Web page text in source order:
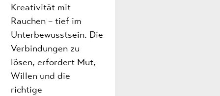
Kreativität mit
Rauchen – tief im
Unterbewusstsein. Die
Verbindungen zu
lösen, erfordert Mut,
Willen und die
richtige